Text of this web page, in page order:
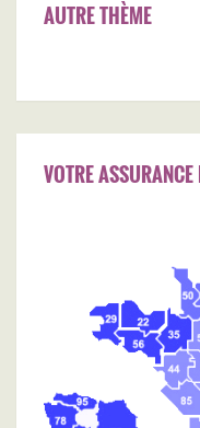
AUTRE THÈME
VOTRE